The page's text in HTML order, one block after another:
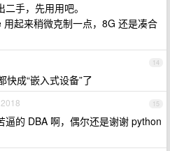
手，先用用吧。
起来稍微克制一点，8G 还是凑合
14
快成“嵌入式设备”了
15
逼的 DBA 啊，偶尔还是谢谢 python